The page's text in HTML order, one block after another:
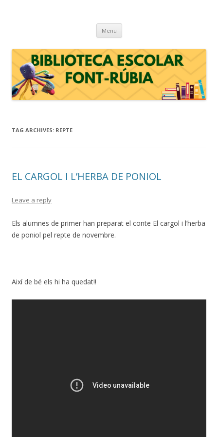
Penedès)
Menu Skip
content
TAG ARCHIVES: REPTE
EL CARGOL I L’HERBA DE PONIOL
Leave a reply
Els alumnes de primer han preparat el conte El cargol i l’herba
de poniol pel repte de novembre.
Així de bé els hi ha quedat!!